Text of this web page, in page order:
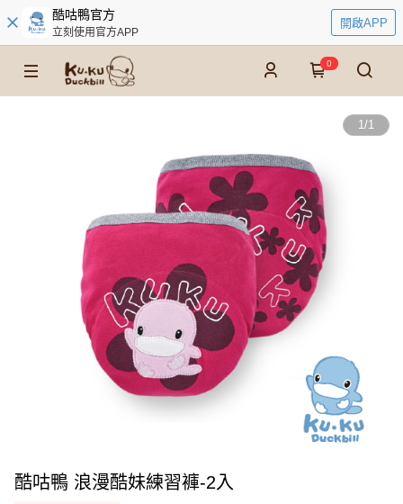
酷咕鴨官方
立刻使用官方APP
開啟APP
0
1/1
酷咕鴨 浪漫酷妹練習褲-2入